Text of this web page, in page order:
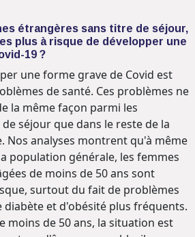
étrangères sans titre de séjour,
plus à risque de développer une
19 ?
une forme grave de Covid est
de santé. Ces problèmes ne
la même façon parmi les
séjour que dans le reste de la
Nos analyses montrent qu'à même
population générale, les femmes
de moins de 50 ans sont
surtout du fait de problèmes
diabète et d'obésité plus fréquents.
moins de 50 ans, la situation est